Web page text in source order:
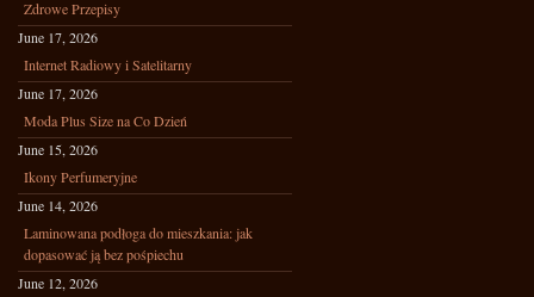
Zdrowe Przepisy
June 17, 2026
Internet Radiowy i Satelitarny
June 17, 2026
Moda Plus Size na Co Dzień
June 15, 2026
Ikony Perfumeryjne
June 14, 2026
Laminowana podłoga do mieszkania: jak
dopasować ją bez pośpiechu
June 12, 2026